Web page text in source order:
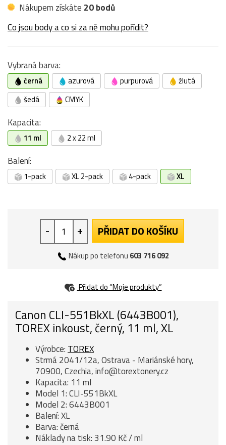
Nákupem získáte 20 bodů
Co jsou body a co si za ně mohu pořídit?
Vybraná barva:
černá azurová purpurová
žlutá
šedá
CMYK
Kapacita:
11 ml 2 x 22 ml
Balení:
1-pack XL 2-pack 4-pack XL
- + PŘIDAT DO KOŠÍKU
Nákup po telefonu 603 716 092
Přidat do “Moje produkty”
Canon CLI-551BkXL (6443B001),
TOREX inkoust, černý, 11 ml, XL
Výrobce: TOREX
Strmá 2041/12a, Ostrava - Mariánské hory,
70900, Czechia, info@torextonery.cz
Kapacita: 11 ml
Model 1: CLI-551BkXL
Model 2: 6443B001
Balení: XL
Barva: černá
Náklady na tisk: 31.90 Kč / ml